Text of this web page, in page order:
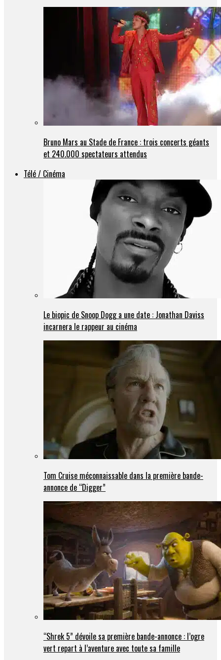
Bruno Mars au Stade de France : trois concerts géants
et 240.000 spectateurs attendus
Télé / Cinéma
Le biopic de Snoop Dogg a une date : Jonathan Daviss
incarnera le rappeur au cinéma
Tom Cruise méconnaissable dans la première bande-
annonce de “Digger”
“Shrek 5” dévoile sa première bande-annonce : l’ogre
vert repart à l’aventure avec toute sa famille